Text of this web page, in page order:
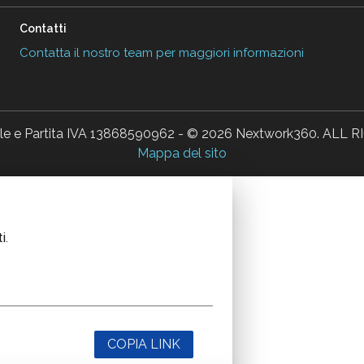
Contatti
Contatta il nostro team per maggiori informazioni
e Partita IVA 13868590962 - © 2026 Nextwork360. ALL
Mappa del sito
COPIA LINK